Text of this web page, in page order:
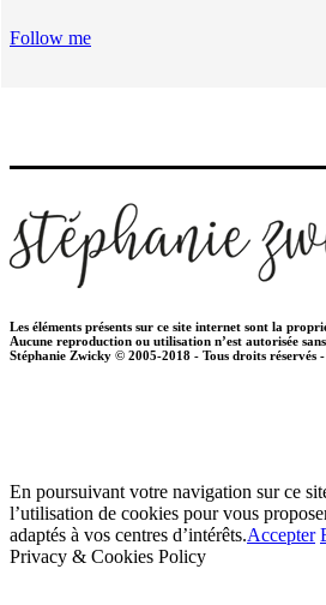
Follow me
Les éléments présents sur ce site internet sont la
Aucune reproduction ou utilisation n’est autorisée
Stéphanie Zwicky © 2005-2018 - Tous droits réservés
En poursuivant votre navigation sur ce
l’utilisation de cookies pour vous
adaptés à vos centres d’intérêts.Accepter
Privacy & Cookies Policy